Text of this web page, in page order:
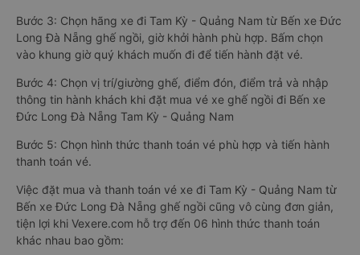
Bước 3: Chọn hãng xe đi Tam Kỳ - Quảng Nam từ Bến xe Đức
Long Đà Nẵng ghế ngồi, giờ khởi hành phù hợp. Bấm chọn
vào khung giờ quý khách muốn đi để tiến hành đặt vé.
Bước 4: Chọn vị trí/giường ghế, điểm đón, điểm trả và nhập
thông tin hành khách khi đặt mua vé xe ghế ngồi đi Bến xe
Đức Long Đà Nẵng Tam Kỳ - Quảng Nam
Bước 5: Chọn hình thức thanh toán vé phù hợp và tiến hành
thanh toán vé.
Việc đặt mua và thanh toán vé xe đi Tam Kỳ - Quảng Nam từ
Bến xe Đức Long Đà Nẵng ghế ngồi cũng vô cùng đơn giản,
tiện lợi khi Vexere.com hỗ trợ đến 06 hình thức thanh toán
khác nhau bao gồm: